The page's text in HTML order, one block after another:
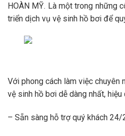
HOÀN MỸ. Là một trong những
triển dịch vụ vệ sinh hồ bơi để
Với phong cách làm việc chuyên
vệ sinh hồ bơi dễ dàng nhất,
– Sẵn sàng hỗ trợ quý khách